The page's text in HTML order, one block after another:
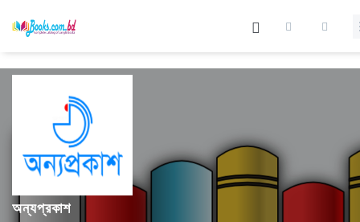
অন্যপ্রকাশ